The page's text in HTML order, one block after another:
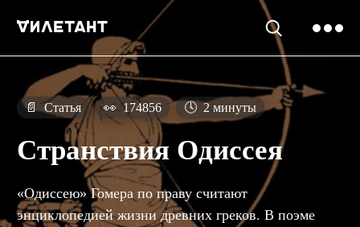
📄 Статья 👀 174856 🕓 2 минуты
Странствия Одиссея
«Одиссею» Гомера по праву считают
энциклопедией жизни древних греков. В поэме